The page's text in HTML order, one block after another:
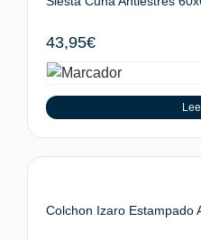
43,95€
Colchon Izaro Estampado